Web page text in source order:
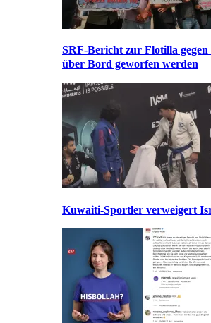
SRF-Bericht zur Flotilla
über Bord geworfen werden
Kuwaiti-Sportler verweigert